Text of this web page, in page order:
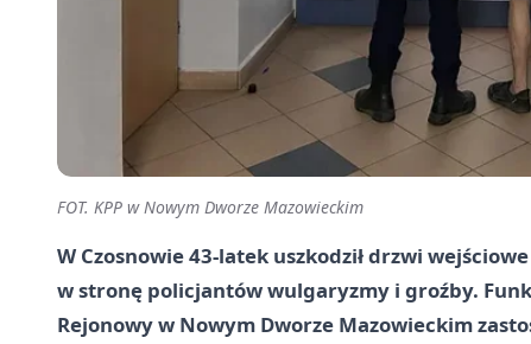
FOT. KPP w Nowym Dworze Mazowieckim
W Czosnowie 43-latek uszkodził drzwi
w stronę policjantów wulgaryzmy i groźby.
Rejonowy w Nowym Dworze Mazowieckim